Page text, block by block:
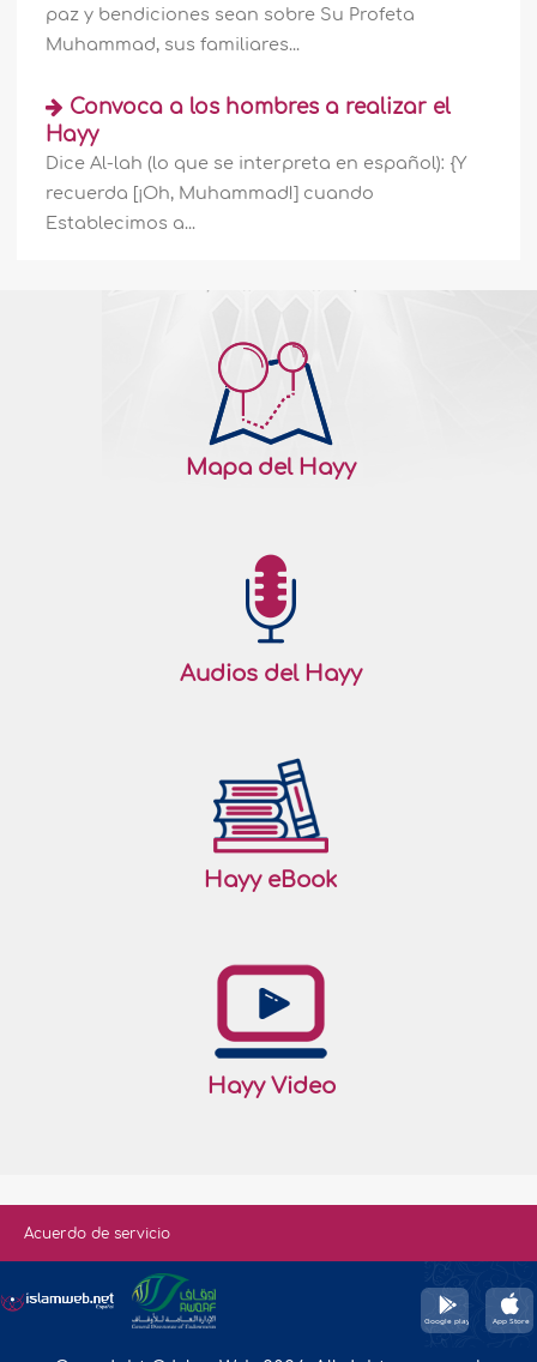
paz y bendiciones sean sobre Su Profeta
Muhammad, sus familiares...
Convoca a los hombres a realizar el
Hayy
Dice Al-lah (lo que se interpreta en español): {Y
recuerda [¡Oh, Muhammad!] cuando
Establecimos a...
Mapa del Hayy
Audios del Hayy
Hayy eBook
Hayy Video
Acuerdo de servicio